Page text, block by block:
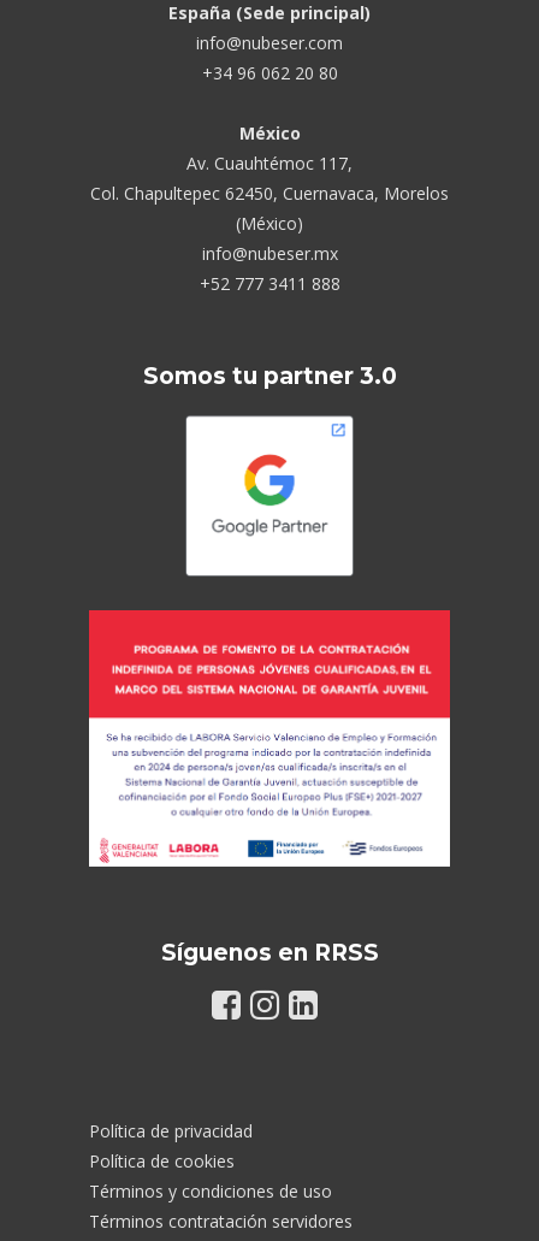
España (Sede principal)
info@nubeser.com
+34 96 062 20 80
México
Av. Cuauhtémoc 117,
Col. Chapultepec 62450, Cuernavaca, Morelos
(México)
info@nubeser.mx
+52 777 3411 888
Somos tu partner 3.0
Síguenos en RRSS
Política de privacidad
Política de cookies
Términos y condiciones de uso
Términos contratación servidores